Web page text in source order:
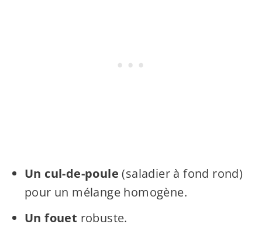
Un cul-de-poule (saladier à fond rond)
pour un mélange homogène.
Un fouet robuste.